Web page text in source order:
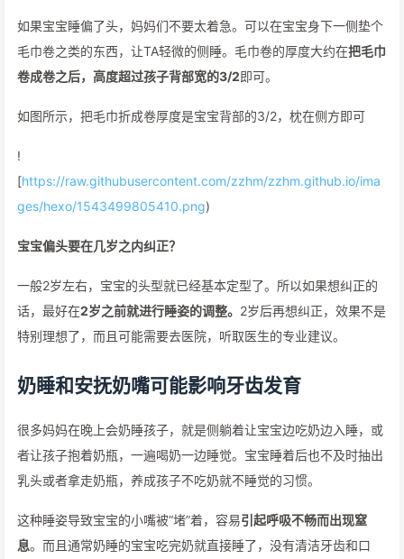
如果宝宝睡偏了头，妈妈们不要太着急。可以在宝宝身下一侧垫个
毛巾卷之类的东西，让TA轻微的侧睡。毛巾卷的厚度大约在把毛巾
卷成卷之后，高度超过孩子背部宽的3/2即可。
如图所示，把毛巾折成卷厚度是宝宝背部的3/2，枕在侧方即可
!
[https://raw.githubusercontent.com/zzhm/zzhm.github.io/ima
ges/hexo/1543499805410.png)
宝宝偏头要在几岁之内纠正？
一般2岁左右，宝宝的头型就已经基本定型了。所以如果想纠正的
话，最好在2岁之前就进行睡姿的调整。 2岁后再想纠正，效果不是
特别理想了，而且可能需要去医院，听取医生的专业建议。
奶睡和安抚奶嘴可能影响牙齿发育
很多妈妈在晚上会奶睡孩子，就是侧躺着让宝宝边吃奶边入睡，或
者让孩子抱着奶瓶，一遍喝奶一边睡觉。宝宝睡着后也不及时抽出
乳头或者拿走奶瓶，养成孩子不吃奶就不睡觉的习惯。
这种睡姿导致宝宝的小嘴被“堵”着，容易引起呼吸不畅而出现窒
息。而且通常奶睡的宝宝吃完奶就直接睡了，没有清洁牙齿和口